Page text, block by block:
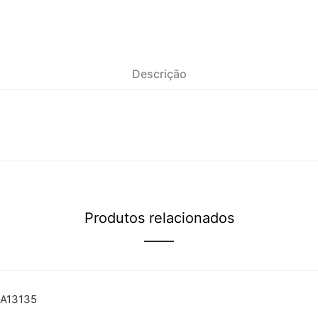
Descrição
Produtos relacionados